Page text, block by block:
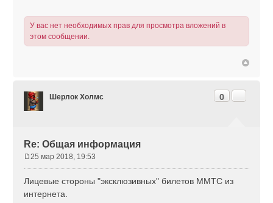
щ
е
н
У вас нет необходимых прав для просмотра вложений в
этом сообщении.
Шерлок Холмс
Re: Общая информация
0 Цитата
о
б
25 мар 2018, 19:53
Лицевые стороны "эксклюзивных" билетов ММТС из
интернета.